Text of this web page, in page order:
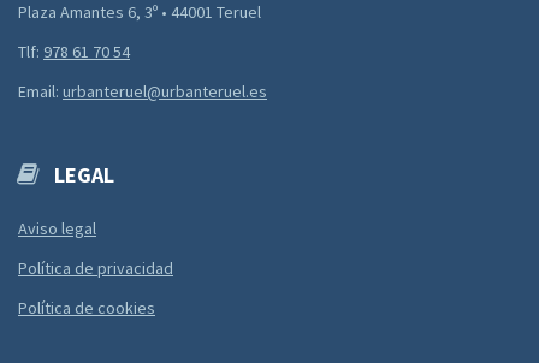
Plaza Amantes 6, 3º • 44001 Teruel
Tlf: 978 61 70 54
Email: urbanteruel@urbanteruel.es
LEGAL
Aviso legal
Política de privacidad
Política de cookies